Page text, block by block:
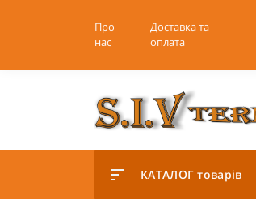
Про
нас
Доставка та
оплата
КАТАЛОГ товарів